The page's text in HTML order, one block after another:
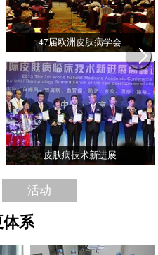
47届欧洲皮肤病学会
皮肤病技术新进展
活动
系